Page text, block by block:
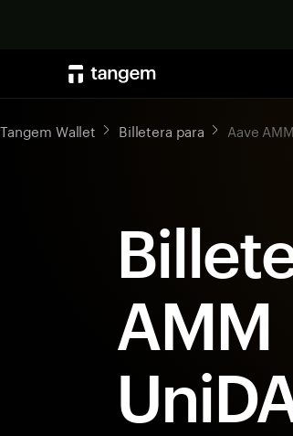
Tangem Wallet Billetera para Aave
AMM